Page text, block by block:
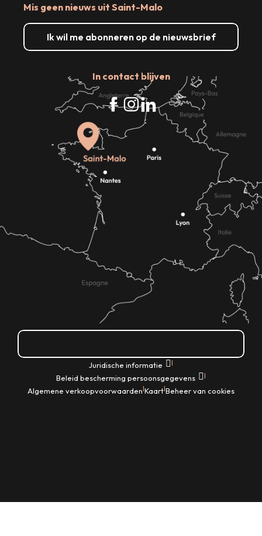
Mis geen nieuws uit Saint-Malo
Ik wil me abonneren op de nieuwsbrief
In contact blijven
Juridische informatie |
Beleid bescherming persoonsgegevens |
Algemene verkoopvoorwaarden|Kaart|Beheer van cookies